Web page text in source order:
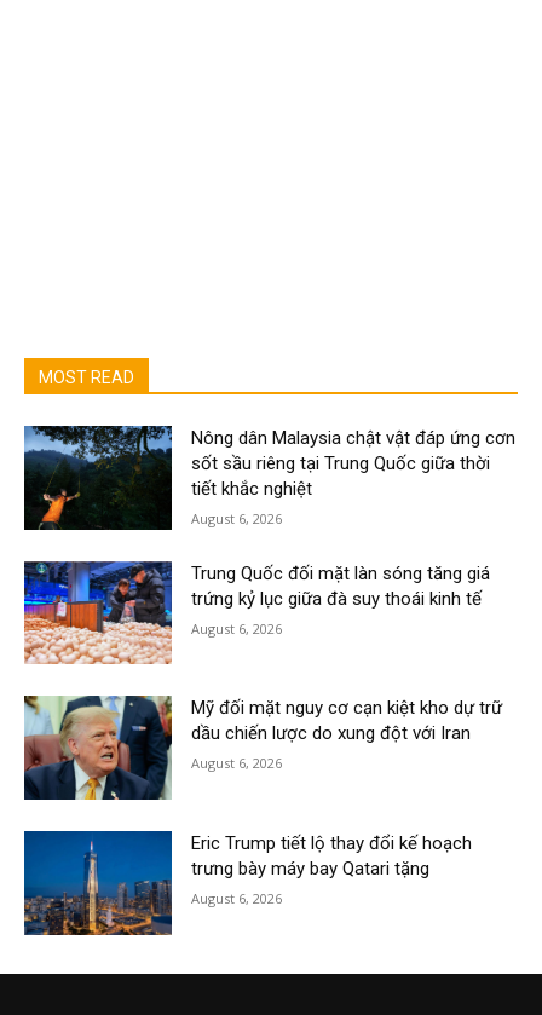
MOST READ
Nông dân Malaysia chật vật đáp ứng cơn
sốt sầu riêng tại Trung Quốc giữa thời
tiết khắc nghiệt
August 6, 2026
Trung Quốc đối mặt làn sóng tăng giá
trứng kỷ lục giữa đà suy thoái kinh tế
August 6, 2026
Mỹ đối mặt nguy cơ cạn kiệt kho dự trữ
dầu chiến lược do xung đột với Iran
August 6, 2026
Eric Trump tiết lộ thay đổi kế hoạch
trưng bày máy bay Qatari tặng
August 6, 2026